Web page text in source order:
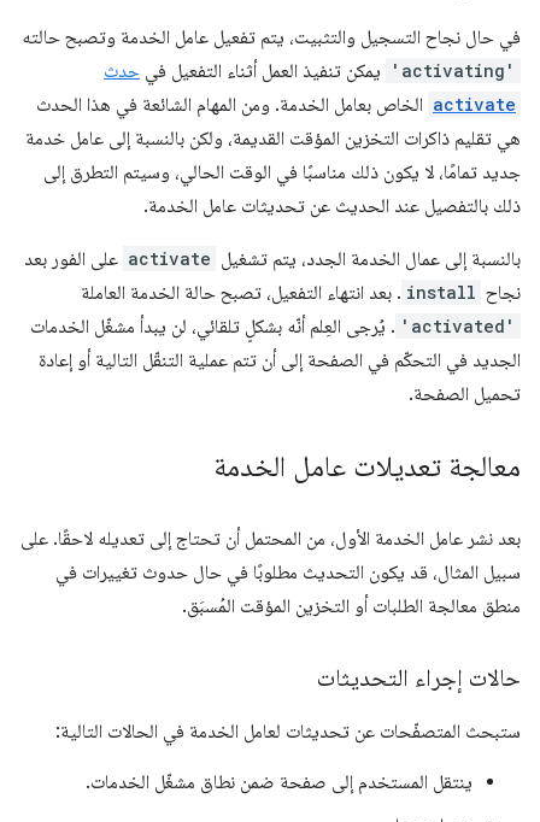
في حال نجاح التسجيل والتثبيت، يتم تفعيل عامل الخدمة وتصبح حالته
'activating' يمكن تنفيذ العمل أثناء التفعيل في حدث
activate الخاص بعامل الخدمة. ومن المهام الشائعة في هذا الحدث
هي تقليم ذاكرات التخزين المؤقت القديمة، ولكن بالنسبة إلى عامل خدمة
جديد تمامًا، لا يكون ذلك مناسبًا في الوقت الحالي، وسيتم التطرق إلى
ذلك بالتفصيل عند الحديث عن تحديثات عامل الخدمة.
بالنسبة إلى عمال الخدمة الجدد، يتم تشغيل activate على الفور بعد
نجاح install . بعد انتهاء التفعيل، تصبح حالة الخدمة العاملة
'activated' . يُرجى العِلم أنّه بشكلٍ تلقائي، لن يبدأ مشغّل الخدمات
الجديد في التحكّم في الصفحة إلى أن تتم عملية التنقّل التالية أو إعادة
تحميل الصفحة.
معالجة تعديلات عامل الخدمة
بعد نشر عامل الخدمة الأول، من المحتمل أن تحتاج إلى تعديله لاحقًا. على
سبيل المثال، قد يكون التحديث مطلوبًا في حال حدوث تغييرات في
منطق معالجة الطلبات أو التخزين المؤقت المُسبَق.
حالات إجراء التحديثات
ستبحث المتصفّحات عن تحديثات لعامل الخدمة في الحالات التالية:
ينتقل المستخدم إلى صفحة ضمن نطاق مشغّل الخدمات.